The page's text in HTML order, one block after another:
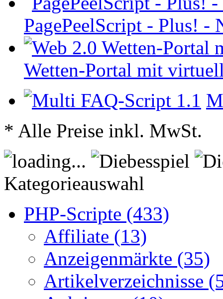
PagePeelScript - Plus! -
Wetten-Portal mit
* Alle Preise inkl. MwSt.
Kategorieauswahl
PHP-Scripte (433)
Affiliate (13)
Anzeigenmärkte (35)
Artikelverzeichnisse